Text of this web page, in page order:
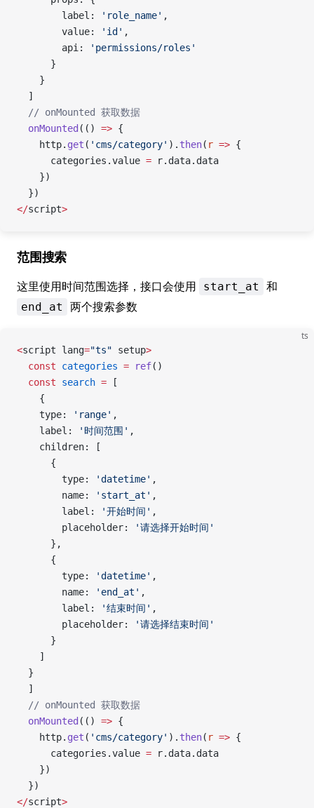
        label:
'role_name' ,
        value:
'id' ,
        api:
'permissions/roles'
      }
    }
  ]
  // onMounted 获取数据
  onMounted
(() => {
    http.
get ( 'cms/category' ). then( r => {
      categories.value
= r.data.data
    })
  })
</script>
范围搜索
这里使用时间范围选择，接口会使用 start_at 和
end_at 两个搜索参数
ts
<script lang="ts" setup>
  const
categories = ref()
  const
search = [
    {
    type:
'range' ,
    label:
'时间范围' ,
    children: [
      {
        type:
'datetime' ,
        name:
'start_at' ,
        label:
'开始时间' ,
        placeholder:
'请选择开始时间'
      },
      {
        type:
'datetime' ,
        name:
'end_at' ,
        label:
'结束时间' ,
        placeholder:
'请选择结束时间'
      }
    ]
  }
  ]
  // onMounted 获取数据
  onMounted
(() => {
    http.
get ( 'cms/category' ). then( r => {
      categories.value
= r.data.data
    })
  })
</script>